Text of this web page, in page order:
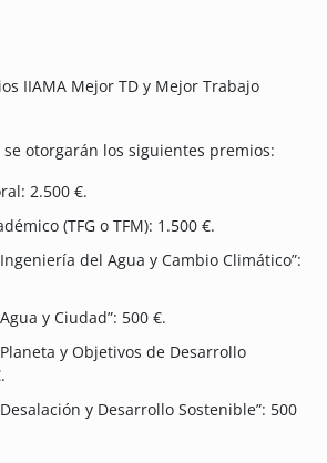
IIAMA Mejor TD y Mejor Trabajo
se otorgarán los siguientes premios:
2.500 €.
(TFG o TFM): 1.500 €.
del Agua y Cambio Climático”:
y Ciudad”: 500 €.
y Objetivos de Desarrollo
y Desarrollo Sostenible”: 500